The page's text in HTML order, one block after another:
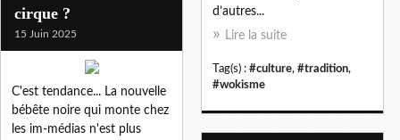
d’autres...
Lire la suite
Tag(s) : #culture, #tradition,
#wokisme
cirque ?
15 Juin 2025
C'est tendance... La nouvelle
bébête noire qui monte chez
les im-médias n'est plus